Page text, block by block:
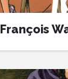
François